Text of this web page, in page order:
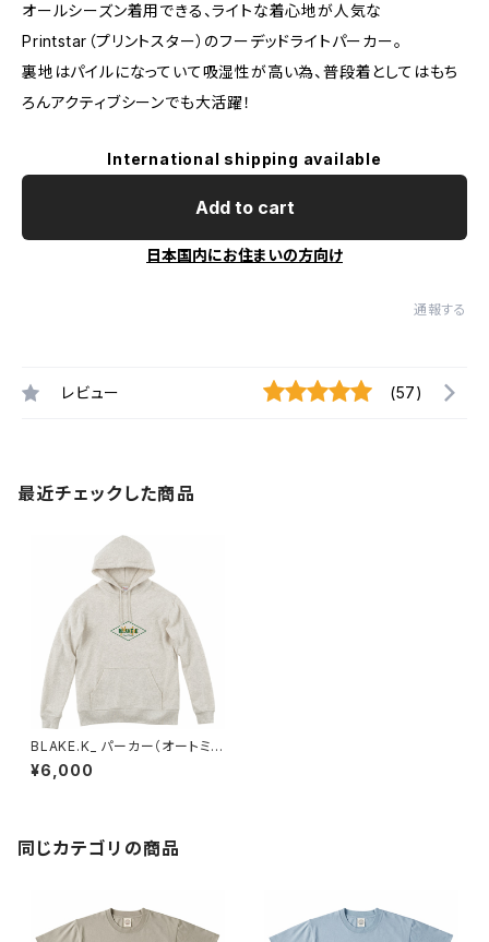
オールシーズン着用できる、ライトな着心地が人気な
Printstar（プリントスター）のフーデッドライトパーカー。
裏地はパイルになっていて吸湿性が高い為、普段着としてはもち
ろんアクティブシーンでも大活躍！
International shipping available
Add to cart
日本国内にお住まいの方向け
通報する
レビュー (57)
最近チェックした商品
BLAKE.K_ パーカー（オートミ
ール）XL
¥6,000
同じカテゴリの商品